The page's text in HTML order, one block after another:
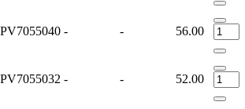
PV7055040 - - 56.00
PV7055032 - - 52.00